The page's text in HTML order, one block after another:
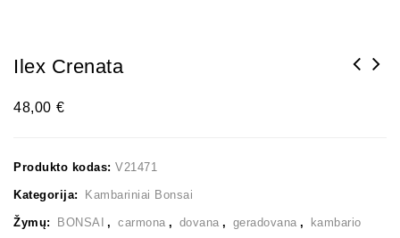
Ilex Crenata
48,00 €
Produkto kodas: V21471
Kategorija: Kambariniai Bonsai
Žymų: BONSAI , carmona , dovana , geradovana ,
kambario